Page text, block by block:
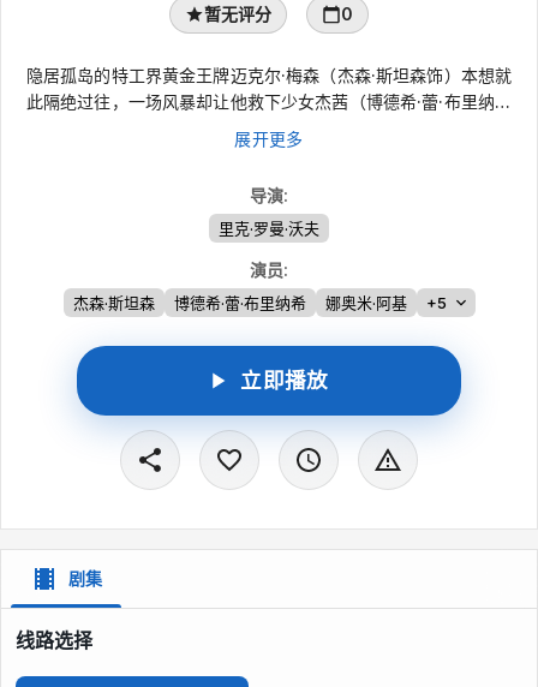
暂无评分 0
隐居孤岛的特工界黄金王牌迈克尔·梅森（杰森·斯坦森饰）本想就
此隔绝过往，一场风暴却让他救下少女杰茜（博德希·蕾·布里纳希
饰），命运的齿轮彻底反转……他们的行踪不
展开更多
导演:
里克·罗曼·沃夫
演员:
杰森·斯坦森 博德希·蕾·布里纳希 娜奥米·阿基 +5
立即播放
剧集
线路选择